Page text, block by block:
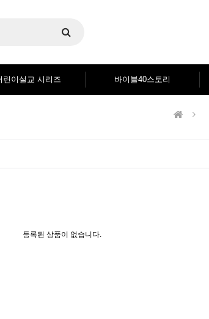
린이설교 시리즈 바이블40스토리
등록된 상품이 없습니다.